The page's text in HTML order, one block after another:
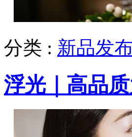
分类 : 新品发
浮光｜高品